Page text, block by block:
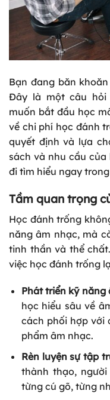
Bạn đang băn
Đây là một câu hỏi
muốn bắt đầu học
về chi phí học đánh
quyết định và lựa
sách và nhu cầu
đi tìm hiểu ngay
Tầm quan trọng
Học đánh trống
năng âm nhạc, mà
tinh thần và thể
việc học đánh trống
Phát triển kỹ năng
học hiểu sâu về
cách phối hợp với
phẩm âm nhạc.
Rèn luyện sự tập
thành thạo,
từng cú gõ, từng